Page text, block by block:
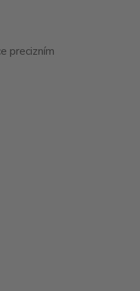
precizním